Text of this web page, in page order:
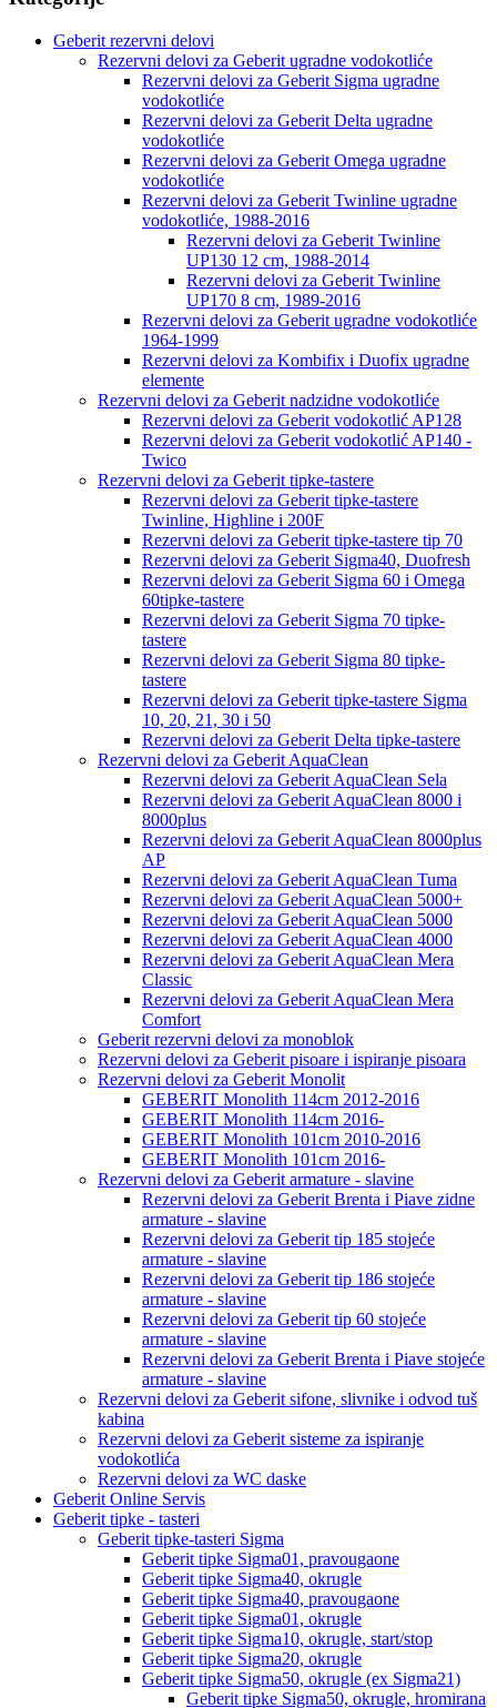
Geberit rezervni delovi
Rezervni delovi za Geberit ugradne vodokotliće
Rezervni delovi za Geberit Sigma ugradne
vodokotliće
Rezervni delovi za Geberit Delta ugradne
vodokotliće
Rezervni delovi za Geberit Omega ugradne
vodokotliće
Rezervni delovi za Geberit Twinline ugradne
vodokotliće, 1988-2016
Rezervni delovi za Geberit Twinline
UP130 12 cm, 1988-2014
Rezervni delovi za Geberit Twinline
UP170 8 cm, 1989-2016
Rezervni delovi za Geberit ugradne vodokotliće
1964-1999
Rezervni delovi za Kombifix i Duofix ugradne
elemente
Rezervni delovi za Geberit nadzidne vodokotliće
Rezervni delovi za Geberit vodokotlić AP128
Rezervni delovi za Geberit vodokotlić AP140 -
Twico
Rezervni delovi za Geberit tipke-tastere
Rezervni delovi za Geberit tipke-tastere
Twinline, Highline i 200F
Rezervni delovi za Geberit tipke-tastere tip 70
Rezervni delovi za Geberit Sigma40, Duofresh
Rezervni delovi za Geberit Sigma 60 i Omega
60tipke-tastere
Rezervni delovi za Geberit Sigma 70 tipke-
tastere
Rezervni delovi za Geberit Sigma 80 tipke-
tastere
Rezervni delovi za Geberit tipke-tastere Sigma
10, 20, 21, 30 i 50
Rezervni delovi za Geberit Delta tipke-tastere
Rezervni delovi za Geberit AquaClean
Rezervni delovi za Geberit AquaClean Sela
Rezervni delovi za Geberit AquaClean 8000 i
8000plus
Rezervni delovi za Geberit AquaClean 8000plus
AP
Rezervni delovi za Geberit AquaClean Tuma
Rezervni delovi za Geberit AquaClean 5000+
Rezervni delovi za Geberit AquaClean 5000
Rezervni delovi za Geberit AquaClean 4000
Rezervni delovi za Geberit AquaClean Mera
Classic
Rezervni delovi za Geberit AquaClean Mera
Comfort
Geberit rezervni delovi za monoblok
Rezervni delovi za Geberit pisoare i ispiranje pisoara
Rezervni delovi za Geberit Monolit
GEBERIT Monolith 114cm 2012-2016
GEBERIT Monolith 114cm 2016-
GEBERIT Monolith 101cm 2010-2016
GEBERIT Monolith 101cm 2016-
Rezervni delovi za Geberit armature - slavine
Rezervni delovi za Geberit Brenta i Piave zidne
armature - slavine
Rezervni delovi za Geberit tip 185 stojeće
armature - slavine
Rezervni delovi za Geberit tip 186 stojeće
armature - slavine
Rezervni delovi za Geberit tip 60 stojeće
armature - slavine
Rezervni delovi za Geberit Brenta i Piave stojeće
armature - slavine
Rezervni delovi za Geberit sifone, slivnike i odvod tuš
kabina
Rezervni delovi za Geberit sisteme za ispiranje
vodokotlića
Rezervni delovi za WC daske
Geberit Online Servis
Geberit tipke - tasteri
Geberit tipke-tasteri Sigma
Geberit tipke Sigma01, pravougaone
Geberit tipke Sigma40, okrugle
Geberit tipke Sigma40, pravougaone
Geberit tipke Sigma01, okrugle
Geberit tipke Sigma10, okrugle, start/stop
Geberit tipke Sigma20, okrugle
Geberit tipke Sigma50, okrugle (ex Sigma21)
Geberit tipke Sigma50, okrugle, hromirana